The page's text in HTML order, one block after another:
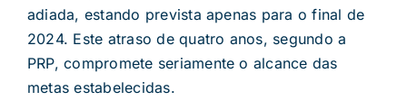
adiada, estando prevista apenas para o final de
2024. Este atraso de quatro anos, segundo a
PRP, compromete seriamente o alcance das
metas estabelecidas.